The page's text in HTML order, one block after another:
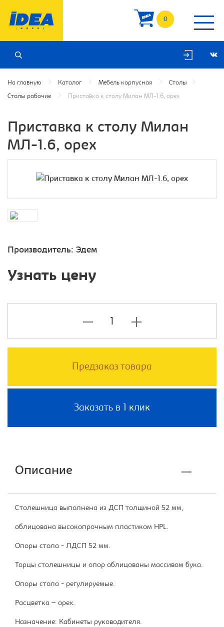
0
На главную Каталог Мебель корпусная Столы
Столы рабочие Приставка к столу Милан МЛ-1.6, орех
Приставка к столу Милан
МЛ-1.6, орех
Производитель: Эдем
Узнать цену
Предзаказ товара
Заказать в 1 клик
Описание
Столешница выполнена из ДСП толщиной 52 мм,
облицована высокопрочным пластиком HPL.
Опоры стола - ЛДСП 52 мм.
Торцы столешницы и опор облицованы массивом бука.
Опоры стола - регулируемые.
Расцветка – орех.
Назначение: Кабинеты руководителя.